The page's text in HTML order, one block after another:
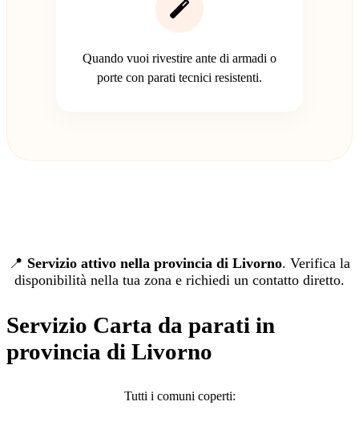
Quando vuoi rivestire ante di armadi o
porte con parati tecnici resistenti.
📍 Servizio attivo nella provincia di Livorno. Verifica la
disponibilità nella tua zona e richiedi un contatto diretto.
Servizio Carta da parati in
provincia di Livorno
Tutti i comuni coperti: